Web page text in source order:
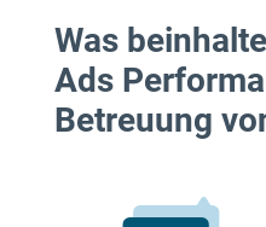
Was
Ads
Betreuung